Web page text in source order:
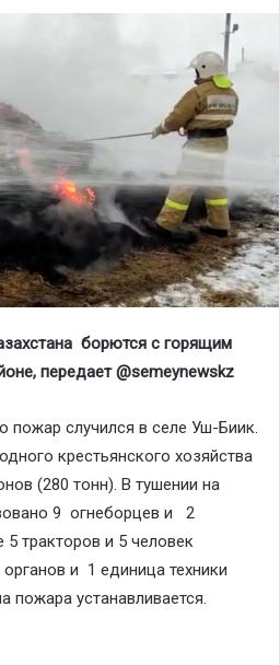
борются с горящим
передает @semeynewskz
случился в селе Уш-Биик.
крестьянского хозяйства
(280 тонн). В тушении на
9 огнеборцев и 2
тракторов и 5 человек
и 1 единица техники
пожара устанавливается.